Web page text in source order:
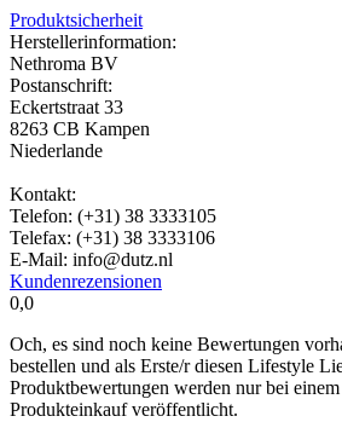
Produktsicherheit
Herstellerinformation:
Nethroma BV
Postanschrift:
Eckertstraat 33
8263 CB Kampen
Niederlande
Kontakt:
Telefon: (+31) 38 3333105
Telefax: (+31) 38 3333106
E-Mail: info@dutz.nl
Kundenrezensionen
0,0
Och, es sind noch keine Bewertungen
bestellen und als Erste/r diesen Lifestyle
Produktbewertungen werden nur bei einem
Produkteinkauf veröffentlicht.